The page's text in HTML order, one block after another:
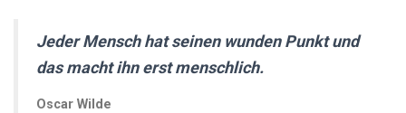
Jeder Mensch hat seinen wunden Punkt und
das macht ihn erst menschlich.
Oscar Wilde